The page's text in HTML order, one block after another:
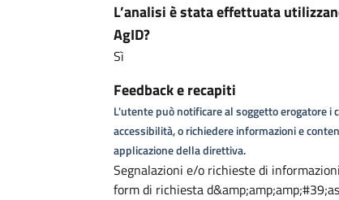
L’analisi è stata effettuata
AgID?
Sì
Feedback e recapiti
L'utente può notificare al soggetto erogatore
accessibilità, o richiedere informazioni e
applicazione della direttiva.
Segnalazioni e/o richieste di
form di richiesta